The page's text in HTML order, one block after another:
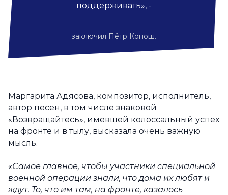
поддерживать», -
заключил Пётр Конош.
Маргарита Адясова, композитор, исполнитель,
автор песен, в том числе знаковой
«Возвращайтесь», имевшей колоссальный успех
на фронте и в тылу, высказала очень важную
мысль.
«Самое главное, чтобы участники специальной
военной операции знали, что дома их любят и
ждут. То, что им там, на фронте, казалось